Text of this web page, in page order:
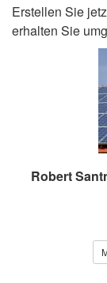
Erstellen Sie
erhalten Sie
Robert